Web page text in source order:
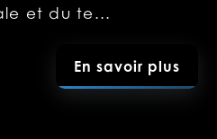
et du te...
En savoir plus